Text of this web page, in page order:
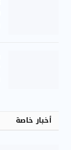
أخبار خاصة